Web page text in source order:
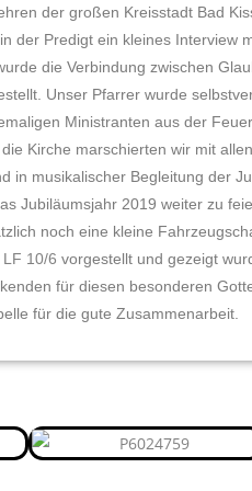
der großen Kreisstadt Bad
der Predigt ein kleines Interview
die Verbindung zwischen
Unser Pfarrer wurde
Ministranten aus der
Kirche marschierten wir mit
in musikalischer Begleitung der
Jubiläumsjahr 2019 weiter zu
noch eine kleine
LF 10/6 vorgestellt und gezeigt
für diesen besonderen
für die gute Zusammenarbeit.